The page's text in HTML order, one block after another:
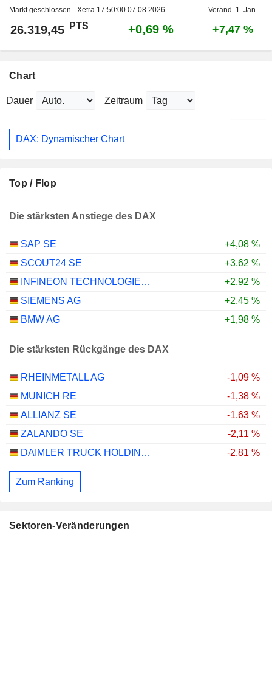
Markt geschlossen - Xetra 17:50:00 07.08.2026 Veränd. 1. Jan.
26.319,45 PTS +0,69 % +7,47 %
Chart
Dauer Zeitraum
DAX: Dynamischer Chart
Top / Flop
Die stärksten Anstiege des DAX
SAP SE
+4,08 %
SCOUT24 SE
+3,62 %
INFINEON TECHNOLOGIES AG
+2,92 %
SIEMENS AG
+2,45 %
BMW AG
+1,98 %
Die stärksten Rückgänge des DAX
RHEINMETALL AG
-1,09 %
MUNICH RE
-1,38 %
ALLIANZ SE
-1,63 %
ZALANDO SE
-2,11 %
DAIMLER TRUCK HOLDING AG
-2,81 %
Zum Ranking
Sektoren-Veränderungen